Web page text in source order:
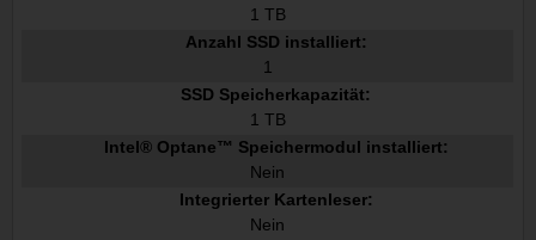
1 TB
Anzahl SSD installiert:
1
SSD Speicherkapazität:
1 TB
Intel® Optane™ Speichermodul installiert:
Nein
Integrierter Kartenleser:
Nein